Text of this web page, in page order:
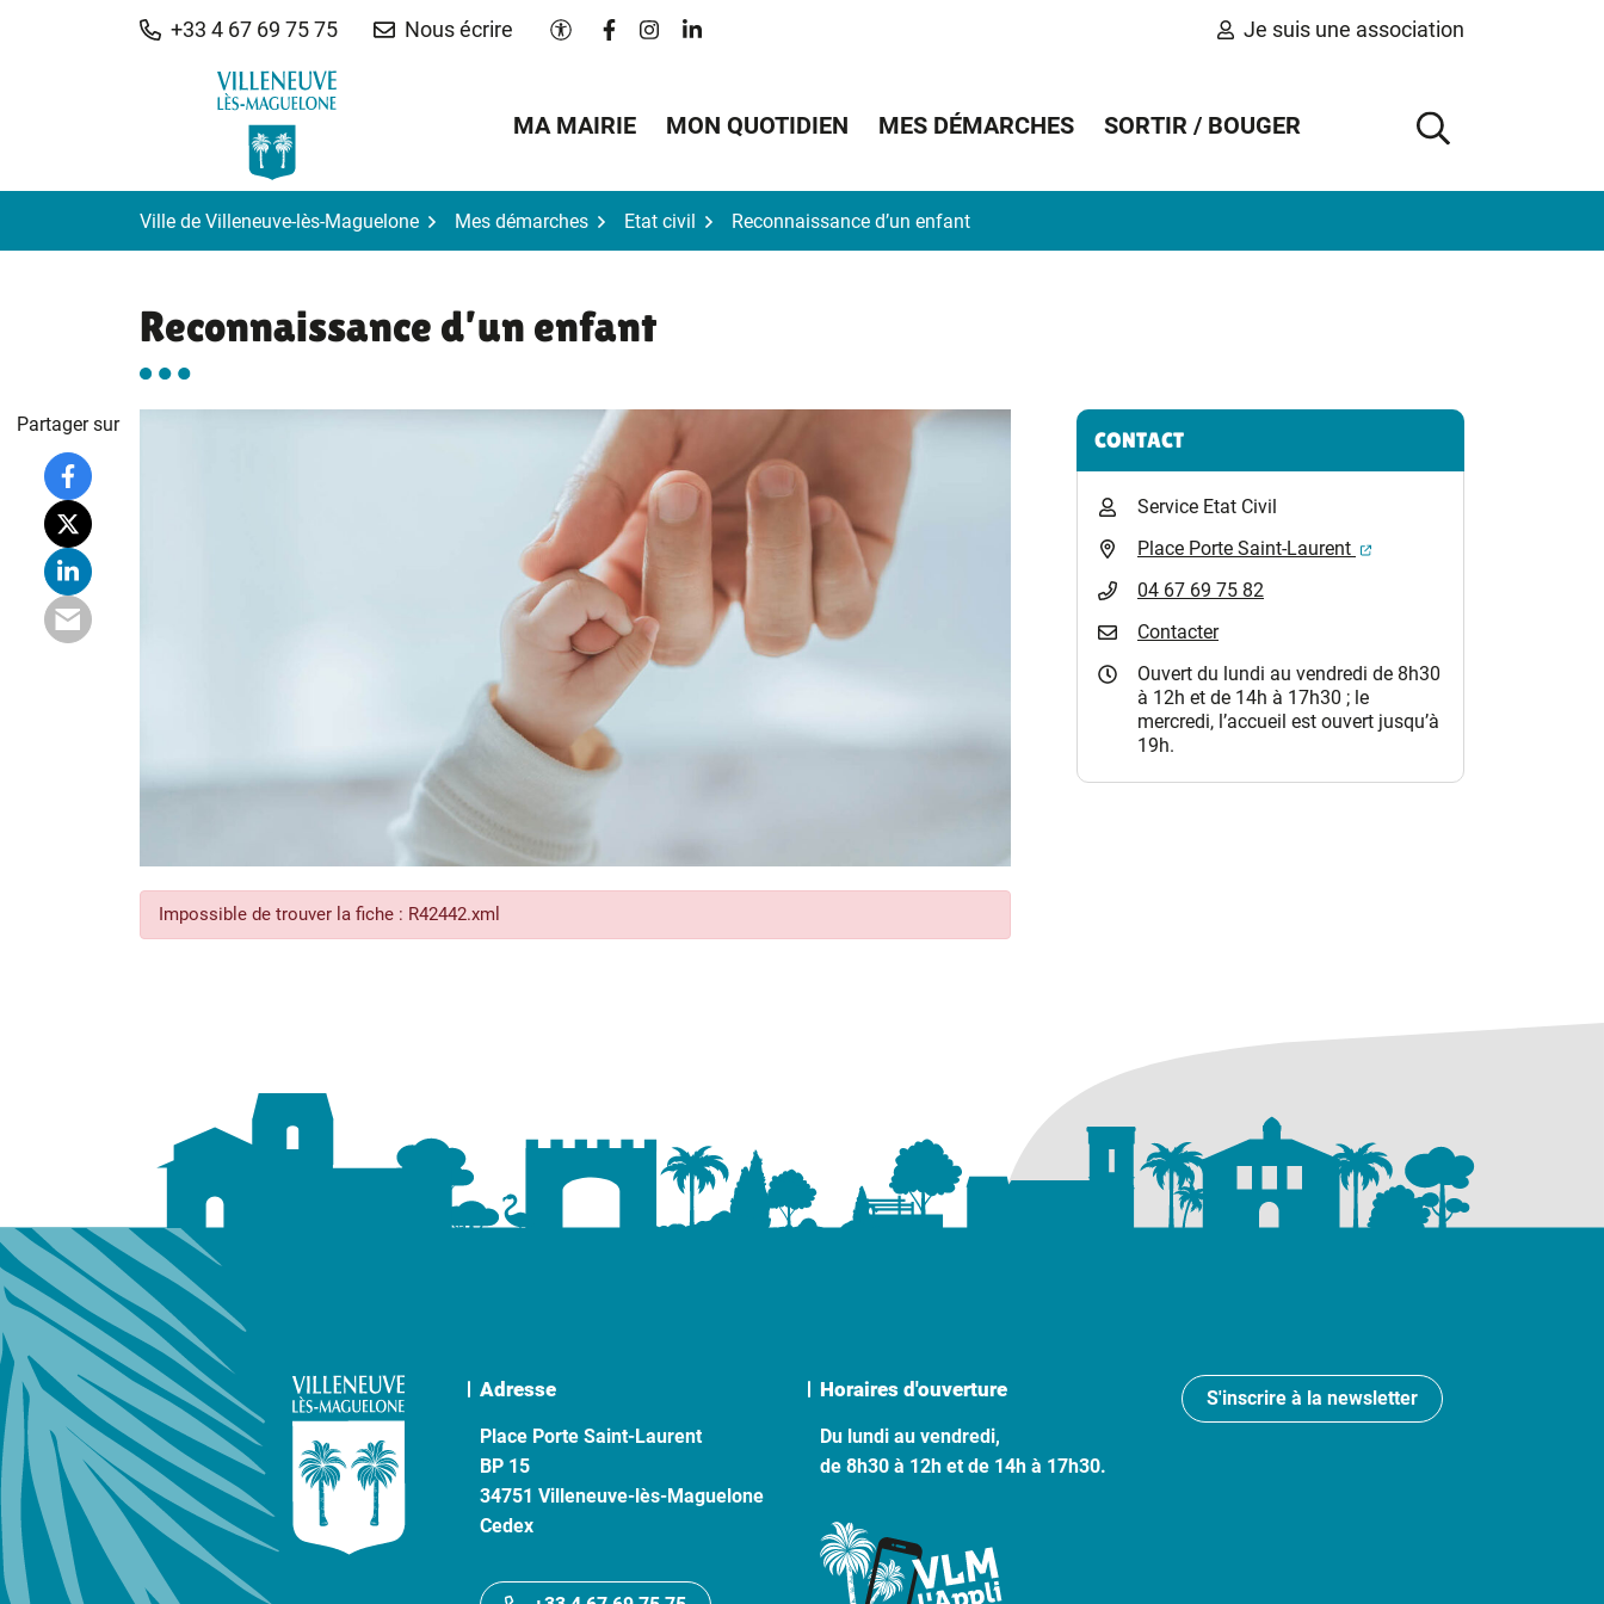
+33 4 67 69 75 75 Nous écrire Paramètres d'accessibilité
Lien vers le compte Facebook
Lien vers le compte Instagram
Lien vers le compte Linkedin Je suis une association
MA MAIRIE MON QUOTIDIEN MES DÉMARCHES SORTIR / BOUGER
AFFICHER
Ville de Villeneuve-lès-Maguelone Mes démarches Etat civil Reconnaissance d’un enfant
Reconnaissance d’un enfant
Impossible de trouver la fiche : R42442.xml
Partager sur Informations complémentaires
CONTACT
Service Etat Civil
Place Porte Saint-Laurent
(ouverture dans un nouvel
04 67 69 75 82
Contacter
Ouvert du lundi au vendredi de 8h30
à 12h et de 14h à 17h30 ; le
mercredi, l’accueil est ouvert jusqu’à
19h.
Adresse
Place Porte Saint-Laurent
BP 15
34751 Villeneuve-lès-Maguelone
Cedex
Horaires d'ouverture
Du lundi au vendredi,
de 8h30 à 12h et de 14h à 17h30.
S'inscrire à la newsletter